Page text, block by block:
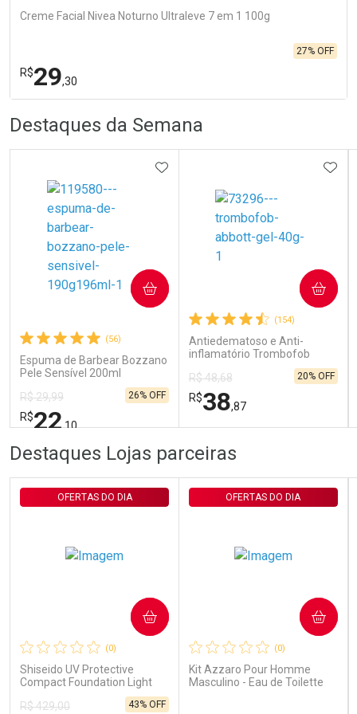
Creme Facial Nivea Noturno Ultraleve 7 em 1 100g
R$29,30
27% OFF
Laboratório
Por R$ 29,30/cada
Por Menos
Por R$ 29,30/cada
Destaques da Semana
(56)
Espuma de Barbear Bozzano
Pele Sensível 200ml
R$ 29,99
R$22,10
26% OFF
ADICIONAR AOS FAVORITOS
COMPRAR
FECHAR
Laboratório
Comprar sem Desconto
Por R$ 22,10/cada
FECHAR
Por Menos
Comprar sem Desconto
Por R$ 22,10/cada
(154)
Antiedematoso e Anti-
inflamatório Trombofob
R$ 48,68
R$38,87
20% OFF
COMPRAR
Comprar sem Desconto
Por R$ 38,87/cada
Por Menos
Comprar sem Desconto
Por R$ 38,87/cada
Destaques Lojas parceiras
(0)
Shiseido UV Protective
Compact Foundation Light
Ochre - Protetor Solar Facial
Compacto FPS 35 Refil 12g
OFERTAS DO DIA
R$ 429,00
43% OFF
COMPRAR
(0)
Kit Azzaro Pour Homme
Masculino - Eau de Toilette
OFERTAS DO DIA
COMPRAR